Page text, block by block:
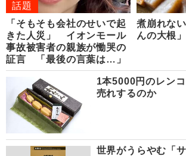
話題
「そもそも会社のせいで起
きた人災」 イオンモール
事故被害者の親族が慟哭の
証言 「最後の言葉は…」
煮崩れな
んの大根
1本5000円のレン
売れするのか
世界がうらやむ「